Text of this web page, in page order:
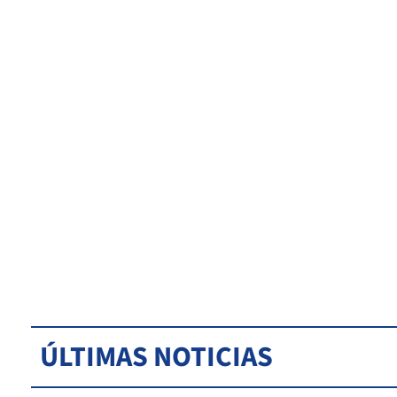
ÚLTIMAS NOTICIAS